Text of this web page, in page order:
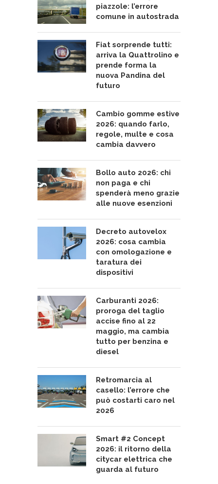
piazzole: l’errore
comune in autostrada
Fiat sorprende tutti:
arriva la Quattrolino e
prende forma la
nuova Pandina del
futuro
Cambio gomme estive
2026: quando farlo,
regole, multe e cosa
cambia davvero
Bollo auto 2026: chi
non paga e chi
spenderà meno grazie
alle nuove esenzioni
Decreto autovelox
2026: cosa cambia
con omologazione e
taratura dei
dispositivi
Carburanti 2026:
proroga del taglio
accise fino al 22
maggio, ma cambia
tutto per benzina e
diesel
Retromarcia al
casello: l’errore che
può costarti caro nel
2026
Smart #2 Concept
2026: il ritorno della
citycar elettrica che
guarda al futuro